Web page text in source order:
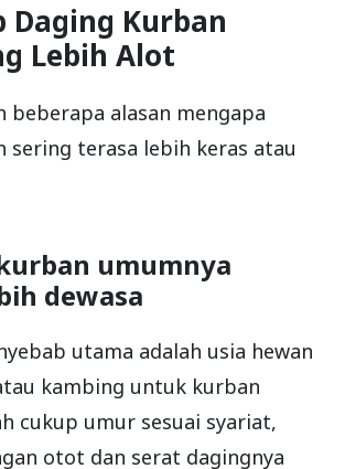
Daging Kurban
Lebih Alot
beberapa alasan mengapa
sering terasa lebih keras atau
umumnya
dewasa
utama adalah usia hewan
kambing untuk kurban
cukup umur sesuai syariat,
otot dan serat dagingnya